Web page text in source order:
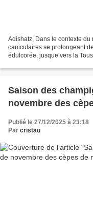
Adishatz, Dans le contexte
caniculaires se prolongeant
édulcorée, jusque vers la
Saison des
novembre des
Publié le 27/12/2025 à 23:18
Par cristau